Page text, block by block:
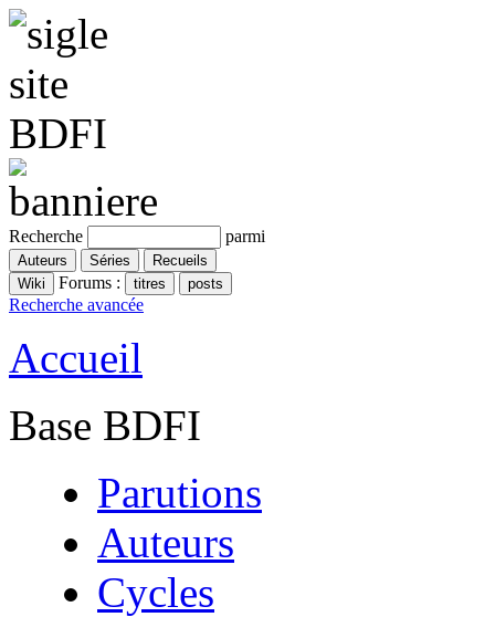
Recherche parmi
Forums :
Recherche avancée
Accueil
Base BDFI
Parutions
Auteurs
Cycles